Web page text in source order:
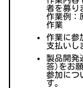
者を募り
作業例：
作業
作業に参
支払い
製品開発
答)をお願
参加につ
す。